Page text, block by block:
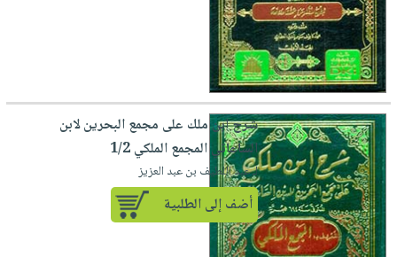
شرح ابن ملك على مجمع البحرين لابن
الساعاتي المجمع الملكي 1/2
لـ عبد اللطيف بن عبد العزيز
أضف إلى الطلبية